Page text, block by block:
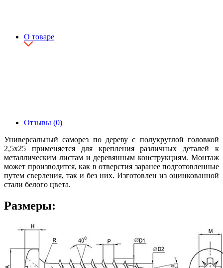
О товаре
Отзывы (0)
Универсальный саморез по дереву с полукруглой головкой
2,5х25 применяется для крепления различных деталей к
металлическим листам и деревянным конструкциям. Монтаж
может производится, как в отверстия заранее подготовленные
путем сверления, так и без них. Изготовлен из оцинкованной
стали белого цвета.
Размеры: